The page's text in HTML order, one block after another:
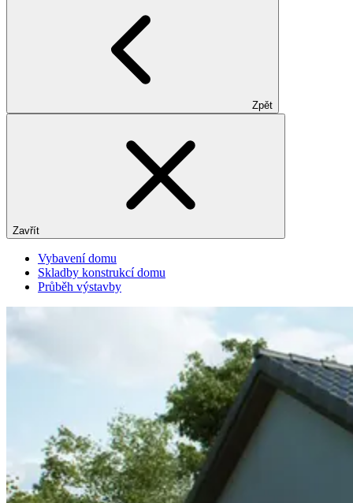
Zpět
Zavřít
Vybavení domu
Skladby konstrukcí domu
Průběh výstavby